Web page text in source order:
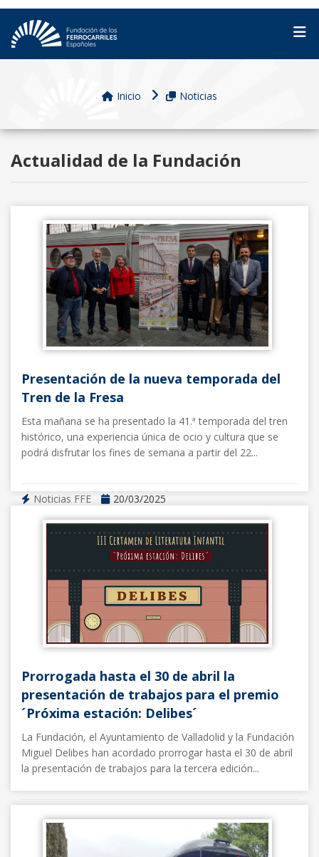
Inicio Noticias
Actualidad de la Fundación
Presentación de la nueva temporada del
Tren de la Fresa
Esta mañana se ha presentado la 41.ª temporada del tren
histórico, una experiencia única de ocio y cultura que se
podrá disfrutar los fines de semana a partir del 22...
Noticias FFE 20/03/2025
Prorrogada hasta el 30 de abril la
presentación de trabajos para el premio
´Próxima estación: Delibes´
La Fundación, el Ayuntamiento de Valladolid y la Fundación
Miguel Delibes han acordado prorrogar hasta el 30 de abril
la presentación de trabajos para la tercera edición...
Noticias FFE 17/03/2025